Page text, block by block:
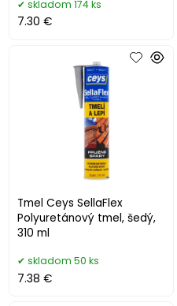
skladom 174 ks
7.30 €
Tmel Ceys SellaFlex
Polyuretánový tmel, šedý,
310 ml
skladom 50 ks
7.38 €